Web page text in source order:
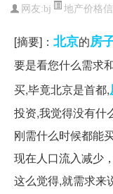
网友:bj 地产价格
[摘要]： 北京的房
要是看您什么需求
买,毕竟北京是首都,
投资,我觉得没有什
刚需什么时候都能
现在人口流入减少
这么觉得,就需求来